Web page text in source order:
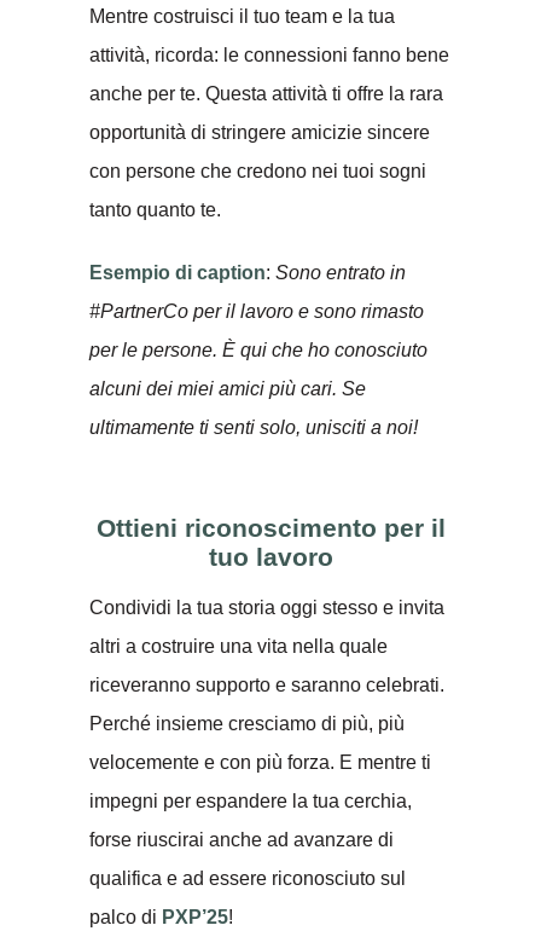
Mentre costruisci il tuo team e la tua
attività, ricorda: le connessioni fanno bene
anche per te. Questa attività ti offre la rara
opportunità di stringere amicizie sincere
con persone che credono nei tuoi sogni
tanto quanto te.
Esempio di caption: Sono entrato in
#PartnerCo per il lavoro e sono rimasto
per le persone. È qui che ho conosciuto
alcuni dei miei amici più cari. Se
ultimamente ti senti solo, unisciti a noi!
Ottieni riconoscimento per il
tuo lavoro
Condividi la tua storia oggi stesso e invita
altri a costruire una vita nella quale
riceveranno supporto e saranno celebrati.
Perché insieme cresciamo di più, più
velocemente e con più forza. E mentre ti
impegni per espandere la tua cerchia,
forse riuscirai anche ad avanzare di
qualifica e ad essere riconosciuto sul
palco di PXP’25!